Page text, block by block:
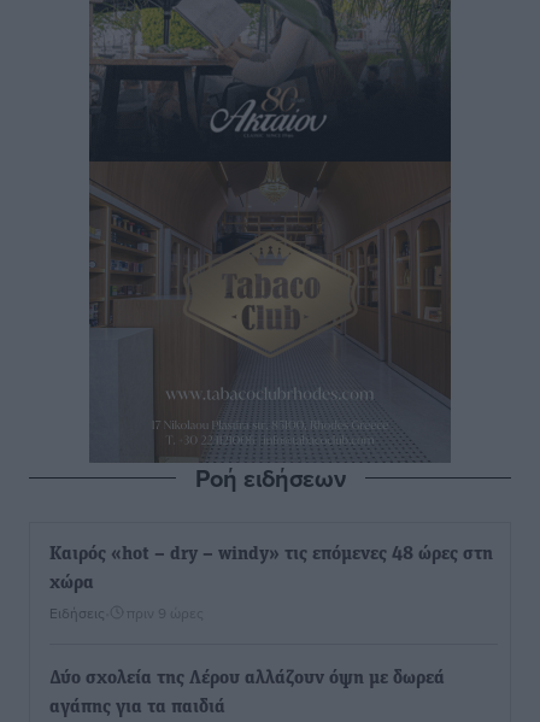
Ροή ειδήσεων
Καιρός «hot – dry – windy» τις επόμενες 48 ώρες στη
χώρα
Ειδήσεις πριν 9 ώρες
Δύο σχολεία της Λέρου αλλάζουν όψη με δωρεά
αγάπης για τα παιδιά